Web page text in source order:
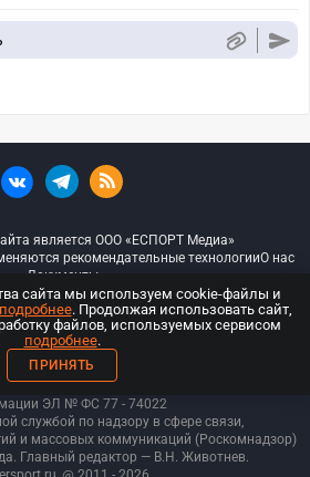
является ООО «ЕСПОРТ Медиа»
рекомендательные технологииО нас
Документы
— Все права защищены
18+
о регистрации средств массовой
ЭЛ № ФС 77 - 74022
службой по надзору в сфере связи,
и массовых коммуникаций (Роскомнадзор)
Главный редактор — В.Н. Животнев.
сайта мы используем cookie-файлы и
подробнее. Продолжая использовать сайт,
файлов, используемых сервисом
подробнее.
ПРИНЯТЬ